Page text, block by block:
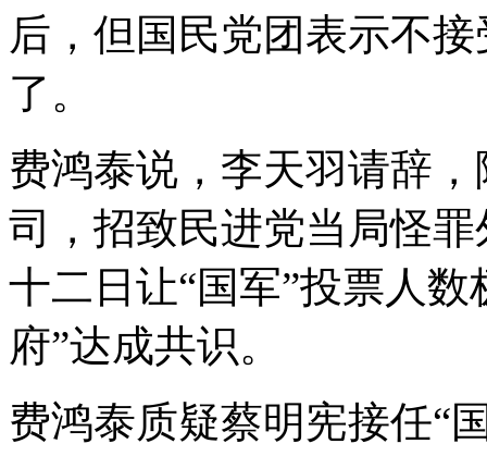
后，但国民党团表示不
了。
费鸿泰说，李天羽请辞
司，招致民进党当局怪
十二日让“国军”投票人
府”达成共识。
费鸿泰质疑蔡明宪接任“